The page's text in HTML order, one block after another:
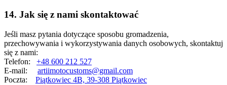
14. Jak się z nami skontaktować
Jeśli masz pytania dotyczące sposobu gromadzenia,
przechowywania i wykorzystywania danych osobowych, skontaktuj
się z nami:
Telefon: +48 600 212 527
E-mail: artiimotocustoms@gmail.com
Poczta: Piątkowiec 4B, 39-308 Piątkowiec